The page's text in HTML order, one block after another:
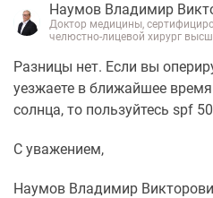
Наумов Владимир
Доктор медицины,
челюстно-лицевой хирург
Разницы нет. Если вы
уезжаете в ближайшее
солнца, то пользуйтесь spf
С уважением,
Наумов Владимир